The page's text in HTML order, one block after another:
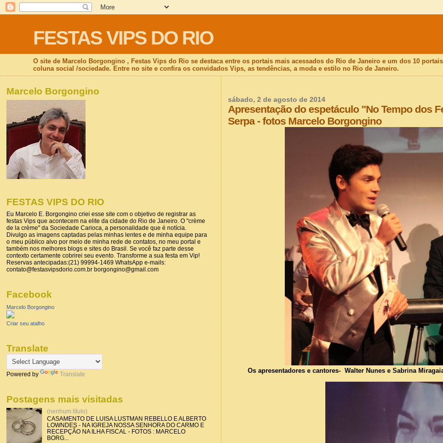
FESTAS VIPS DO RIO
O site de Marcelo Borgongino , Festas Vips do Rio se destaca entre os portais mais acessados do Rio de Janeiro e um dos 10
coluna social /sociedade. Entre no site e confira os convidados Vips, as tendências, a moda e estilo no Rio de Janeiro.
sábado, 2 de agosto de 2014
Apresentação do espetáculo "No Tempo dos
Serpa - fotos Marcelo Borgongino
Os apresentadores e cantores- Walter Nunes e Sabrina
Marcelo Borgongino
FESTAS VIPS DO RIO
Eu Marcelo E. Borgongino criei esse site com o objetivo de registrar as
festas Vips que acontecem na elite da cidade do Rio de Janeiro. O "crème
de la crème" da Sociedade Carioca, a personalidade que é notícia.
Divulgo as imagens captadas pelas minhas lentes e de minha equipe para
o meu público alvo por meio de minha rede de contatos, no meu portal e
também nos melhores blogs e sites do Brasil. Se você faz parte desse
contexto certamente cobrirei seu evento. Transforme a sua festa em Vip!
Reservas antecipadas:(21) 99994-1469 WhatsApp e-mails:
contato@festasvipsdorio.com.br borgongino@gmail.com
Facebook
Marcelo Borgongino
Criar seu atalho
Translate
Powered by Translate
Postagens mais visitadas
(nenhum título)
CASAMENTO DE LUISA LUSTMAN REBELLO E ALBERTO
LOWNDES - NA IGREJA NOSSA SENHORA DO CARMO E
RECEPÇÃO NA ILHA FISCAL - FOTOS : MARCELO
BORG...